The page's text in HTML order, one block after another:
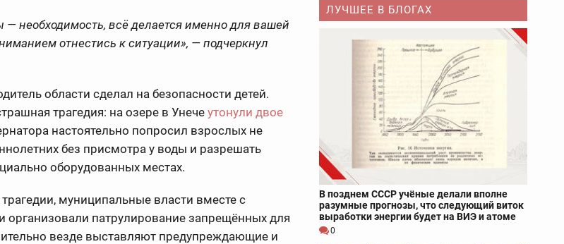
необходимость, всё делается именно для вашей
отнестись к ситуации», — подчеркнул
области сделал на безопасности детей.
трагедия: на озере в Унече утонули двое
настоятельно попросил взрослых не
без присмотра у воды и разрешать
оборудованных местах.
муниципальные власти вместе с
патрулирование запрещённых для
везде выставляют предупреждающие и
ЛУЧШЕЕ В БЛОГАХ
В позднем СССР учёные делали вполне
разумные прогнозы, что следующий виток
выработки энергии будет на ВИЭ и атоме
0